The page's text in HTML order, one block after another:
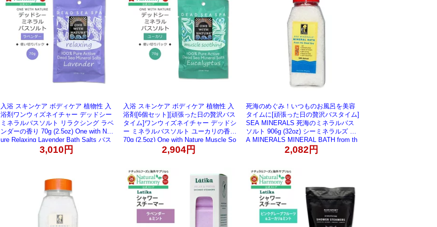
入浴 スキンケア ボディケア 植物性 入
浴剤ワンウィズネイチャー デッドシー
ミネラルバスソルト リラクシング ラベ
ンダーの香り 70g (2.5oz) One with Nat
ure Relaxing Lavender Bath Salts バス
ソルト 敏感肌 保湿 バスタイム【お取
り寄せ商品】【合わせて買いたい】
3,010円
入浴 スキンケア ボディケア 植物性 入
浴剤[6個セット][頑張った日の贅沢バス
タイム]ワンウィズネイチャー デッドシ
ー ミネラルバスソルト ユーカリの香り
70g (2.5oz) One with Nature Muscle So
othing Eucalyptus Bath Salts バスソル
ト バスタイム 【お取り寄せ商品】
2,904円
死海のめぐみ！いつものお風呂を美容
タイムに[頑張った日の贅沢バスタイム]
SEA MINERALS 死海のミネラルバス
ソルト 906g (32oz) シーミネラルズ SE
A MINERALS MINERAL BATH from th
e dead sea 32oz 906g SEA MINERALS
【お取り寄せ商品】【合わせて買いた
2,082円